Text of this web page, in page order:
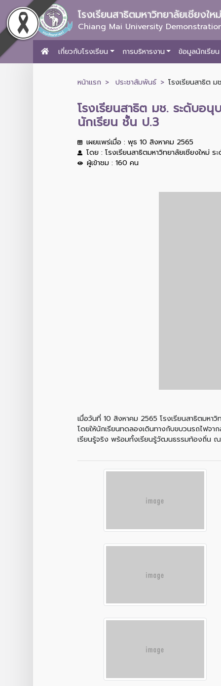
โรงเรียนสาธิตมหาวิทยาลัยเชียงใ
Chiang Mai University
เกี่ยวกับโรงเรียน การบริหารงาน ข้อมูลนักเรียน
หน้าแรก ประชาสัมพันธ์ โรงเรียนสาธิต
โรงเรียนสาธิต มช. ระดับอ
นักเรียน ชั้น ป.3
เผยแพร่เมื่อ : พุธ 10 สิงหาคม 2565
โดย : โรงเรียนสาธิตมหาวิทยาลัยเชียงใหม่ ร
ผู้เข้าชม : 160 คน
เมื่อวันที่ 10 สิงหาคม 2565 โรงเรียนสาธิตมหา
โดยให้นักเรียนทดลองเดินทางกับขบวนรถไฟจา
เรียนรู้จริง พร้อมทั้งเรียนรู้วัฒนธรรมท้องถิ่น